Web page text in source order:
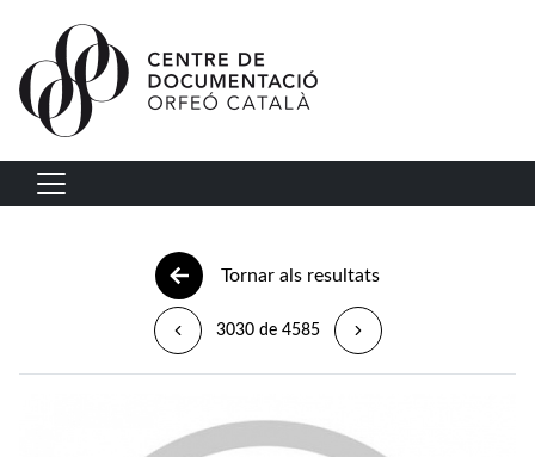
Vés al contingut
Navegació principal
Tornar als resultats
3030 de 4585